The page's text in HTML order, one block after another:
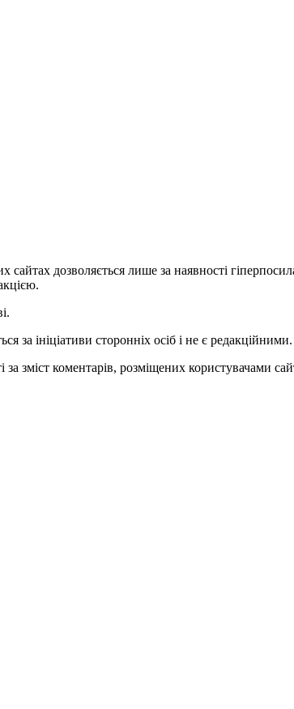
дозволяється лише за наявності
за ініціативи сторонніх осіб і не є редакційними.
зміст коментарів, розміщених користувачами